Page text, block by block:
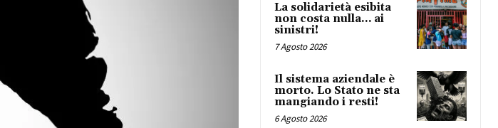
La solidarietà esibita
non costa nulla… ai
sinistri!
7 Agosto 2026
Il sistema aziendale è
morto. Lo Stato ne sta
mangiando i resti!
6 Agosto 2026